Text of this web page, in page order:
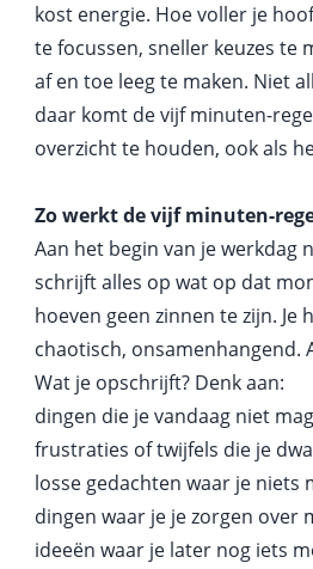
kost energie. Hoe voller je
te focussen, sneller keuzes te
af en toe leeg te maken. Niet
daar komt de vijf minuten-
overzicht te houden, ook als
Zo werkt de vijf minuten-
Aan het begin van je werkdag
schrijft alles op wat op dat
hoeven geen zinnen te zijn.
chaotisch, onsamenhangend.
Wat je opschrijft? Denk aan:
dingen die je vandaag niet
frustraties of twijfels die je
losse gedachten waar je niets
dingen waar je je zorgen over
ideeën waar je later nog iets